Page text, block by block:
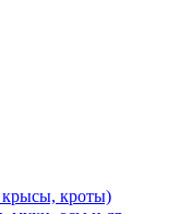
кроты)